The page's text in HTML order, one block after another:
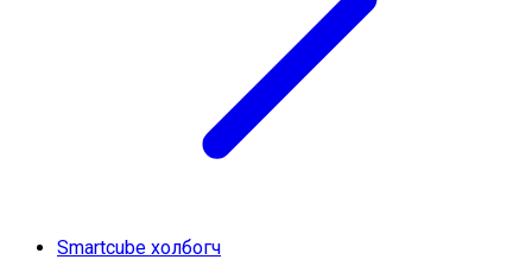
Smartcube холбогч